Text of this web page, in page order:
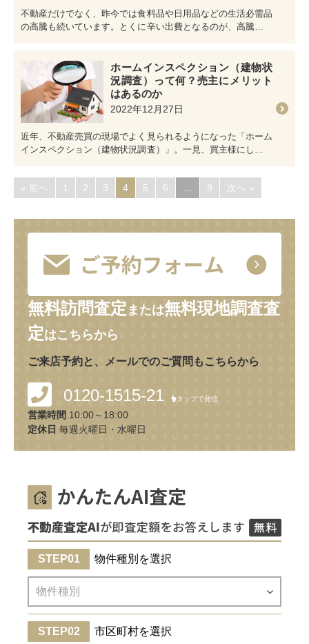
不動産だけでなく、昨今では食料品や日用品などの生活必需品
の高騰も続いています。とくに辛い出費となるのが、高騰した
ホームインスペクション（建物状
況調査）って何？売主にメリット
はあるのか
2022年12月27日
近年、不動産売買の現場でよく見られるようになった「ホーム
インスペクション（建物状況調査）」。一見、買主様にしかメ
« 前へ 1 2 3 4 5 6 9 次へ »
無料訪問査定 または無料現地調査査
定はこちらから
ご来店予約と、メールでのご質問もこちらから
0120-1515-21 タップで発信
営業時間 10:00～18:00
定休日 毎週火曜日・水曜日
物件種別を選択
市区町村を選択